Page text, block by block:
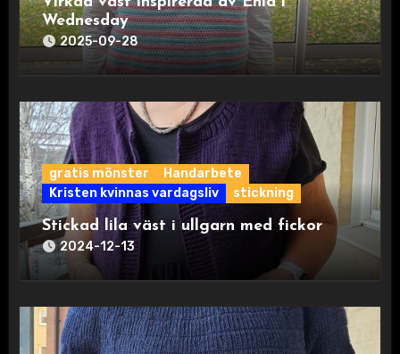
Wednesday
2025-09-28
gratis mönster
Handarbete
Kristen kvinnas vardagsliv
stickning
Stickad lila väst i ullgarn med fickor
2024-12-13